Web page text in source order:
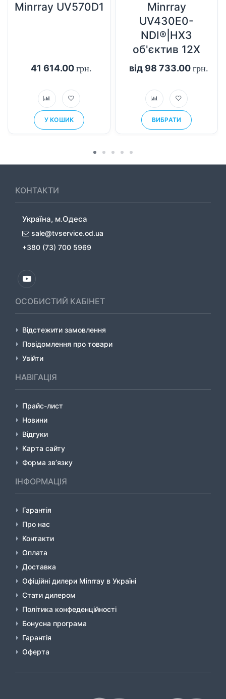
Minrray UV570D1
41 614.00 грн.
У КОШИК
Minrray
UV430E0-
NDI®|HX3
об'єктив 12X
від 98 733.00 грн.
ВИБРАТИ
КОНТАКТИ
Україна, м.Одеса
sale@tvservice.od.ua
+380 (73) 700 5969
ОСОБИСТИЙ КАБІНЕТ
Відстежити замовлення
Повідомлення про товари
Увійти
НАВІГАЦІЯ
Прайс-лист
Новини
Відгуки
Карта сайту
Форма зв’язку
ІНФОРМАЦІЯ
Гарантія
Про нас
Контакти
Оплата
Доставка
Офіційні дилери Minrray в Україні
Стати дилером
Політика конфеденційності
Бонусна програма
Гарантія
Оферта